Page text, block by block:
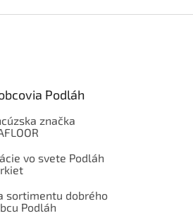
Podláh
značka
vo svete Podláh
sortimentu dobrého
Podláh